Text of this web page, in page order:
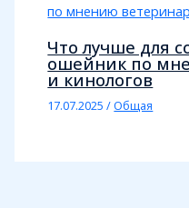
Что лучше для
ошейник по
и кинологов
17.07.2025/Общая